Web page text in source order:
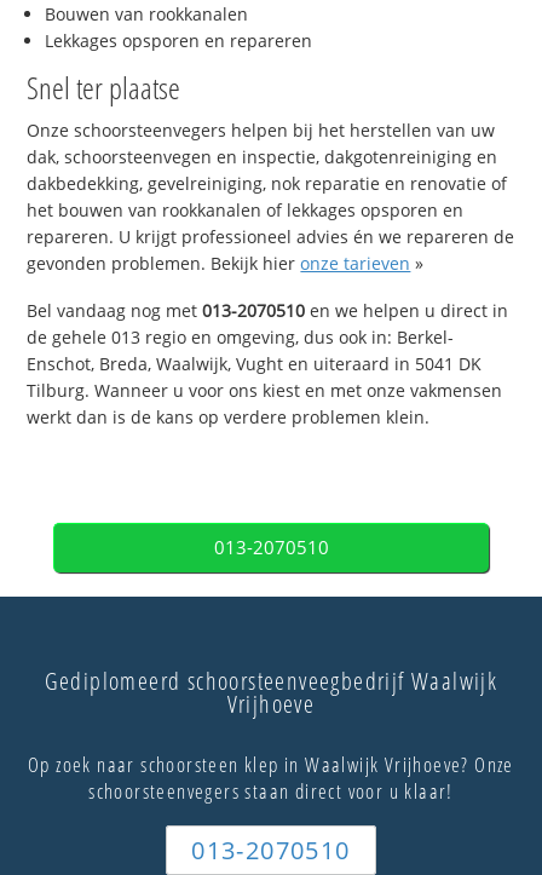
Bouwen van rookkanalen
Lekkages opsporen en repareren
Snel ter plaatse
Onze schoorsteenvegers helpen bij het herstellen van uw
dak, schoorsteenvegen en inspectie, dakgotenreiniging en
dakbedekking, gevelreiniging, nok reparatie en renovatie of
het bouwen van rookkanalen of lekkages opsporen en
repareren. U krijgt professioneel advies én we repareren de
gevonden problemen. Bekijk hieronze tarieven »
Bel vandaag nog met013-2070510 en we helpen u direct in
de gehele 013 regio en omgeving, dus ook in: Berkel-
Enschot, Breda, Waalwijk, Vught en uiteraard in 5041 DK
Tilburg. Wanneer u voor ons kiest en met onze vakmensen
werkt dan is de kans op verdere problemen klein.
013-2070510
Gediplomeerd schoorsteenveegbedrijf Waalwijk
Vrijhoeve
Op zoek naar schoorsteen klep in Waalwijk Vrijhoeve? Onze
schoorsteenvegers staan direct voor u klaar!
013-2070510